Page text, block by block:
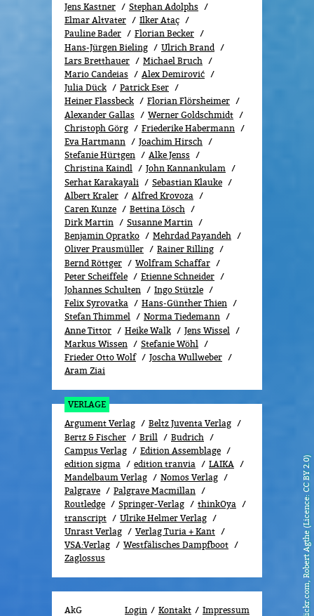
Jens Kastner
Stephan Adolphs
Elmar Altvater
Ilker Ataç
Pauline Bader
Florian Becker
Hans-Jürgen Bieling
Ulrich Brand
Lars Bretthauer
Michael Bruch
Mario Candeias
Alex Demirović
Julia Dück
Patrick Eser
Heiner Flassbeck
Florian Flörsheimer
Alexander Gallas
Werner Goldschmidt
Christoph Görg
Friederike Habermann
Eva Hartmann
Joachim Hirsch
Stefanie Hürtgen
Alke Jenss
Christina Kaindl
John Kannankulam
Serhat Karakayali
Sebastian Klauke
Albert Kraler
Alfred Krovoza
Caren Kunze
Bettina Lösch
Dirk Martin
Susanne Martin
Benjamin Opratko
Mehrdad Payandeh
Oliver Prausmüller
Rainer Rilling
Bernd Röttger
Wolfram Schaffar
Peter Scheiffele
Etienne Schneider
Johannes Schulten
Ingo Stützle
Felix Syrovatka
Hans-Günther Thien
Stefan Thimmel
Norma Tiedemann
Anne Tittor
Heike Walk
Jens Wissel
Markus Wissen
Stefanie Wöhl
Frieder Otto Wolf
Joscha Wullweber
Aram Ziai
VERLAGE
Argument Verlag
Beltz Juventa Verlag
Bertz & Fischer
Brill
Budrich
Campus Verlag
Edition Assemblage
edition sigma
edition tranvia
LAIKA
Mandelbaum Verlag
Nomos Verlag
Palgrave
Palgrave Macmillan
Routledge
Springer-Verlag
thinkOya
transcript
Ulrike Helmer Verlag
Unrast Verlag
Verlag Turia + Kant
VSA:Verlag
Westfälisches Dampfboot
Zaglossus
flickr.com, Robert Agthe (Licence: CC BY 2.0)
AkG Login Kontakt Impressum